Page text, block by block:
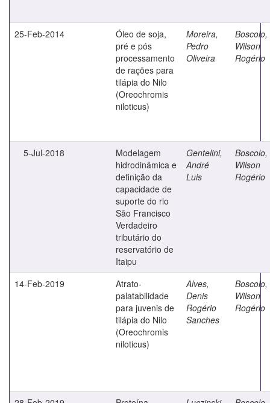
25-Feb-2014
Óleo de soja,
pré e pós
processamento
de rações para
tilápia do Nilo
(Oreochromis
niloticus)
Moreira,
Pedro
Oliveira
Boscolo,
Wilson
Rogério
5-Jul-2018
Modelagem
hidrodinâmica e
definição da
capacidade de
suporte do rio
São Francisco
Verdadeiro
tributário do
reservatório de
Itaipu
Gentelini,
André
Luis
Boscolo,
Wilson
Rogério
14-Feb-2019
Atrato-
palatabilidade
para juvenis de
tilápia do Nilo
(Oreochromis
niloticus)
Alves,
Denis
Rogério
Sanches
Boscolo,
Wilson
Rogério